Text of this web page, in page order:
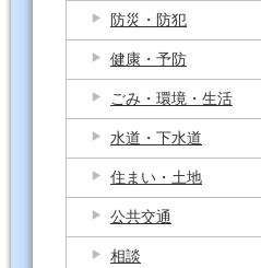
防災・防犯
健康・予防
ごみ・環境・生活
水道・下水道
住まい・土地
公共交通
相談